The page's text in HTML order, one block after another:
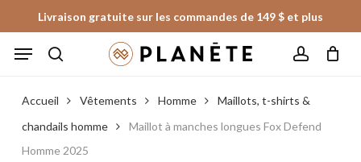
to
main
Livraison gratuite sur les commandes de 149 $ et plus
Menu
Fermer
le
panier
Accueil Vêtements Homme
Maillots, t-shirts &
chandails homme
Maillot à manches longues Fox Defend
Homme 2025